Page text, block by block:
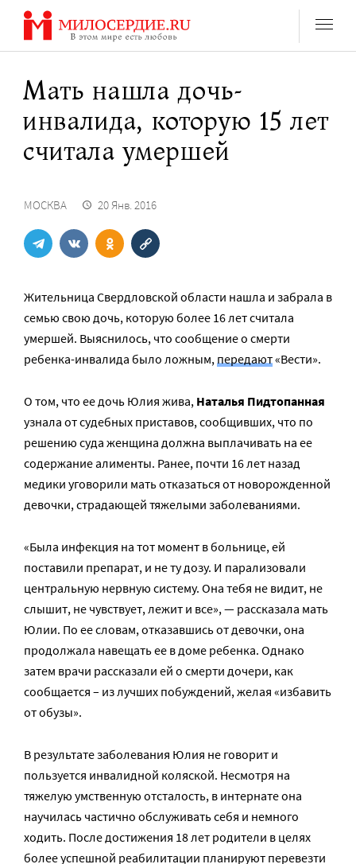
Перейти
содержанию
Мать нашла дочь-
инвалида, которую 15 лет
считала умершей
МОСКВА 20 Янв. 2016
Жительница Свердловской области нашла и забрала в
семью свою дочь, которую более 16 лет считала
умершей. Выяснилось, что сообщение о смерти
ребенка-инвалида было ложным,передают«Вести».
О том, что ее дочь Юлия жива, Наталья Пидтопанная
узнала от судебных приставов, сообщивших, что по
решению суда женщина должна выплачивать на ее
содержание алименты. Ранее, почти 16 лет назад
медики уговорили мать отказаться от новорожденной
девочки, страдающей тяжелыми заболеваниями.
«Была инфекция на тот момент в больнице, ей
поставили препарат, и не ту дозу. И парализовали
центральную нервную систему. Она тебя не видит, не
слышит, не чувствует, лежит и все», — рассказала мать
Юлии. По ее словам, отказавшись от девочки, она
продолжала навещать ее в доме ребенка. Однако
затем врачи рассказали ей о смерти дочери, как
сообщается – из лучших побуждений, желая «избавить
от обузы».
В результате заболевания Юлия не говорит и
пользуется инвалидной коляской. Несмотря на
тяжелую умственную отсталость, в интернате она
научилась частично обслуживать себя и немного
ходить. После достижения 18 лет родители в целях
более успешной реабилитации планируют перевезти